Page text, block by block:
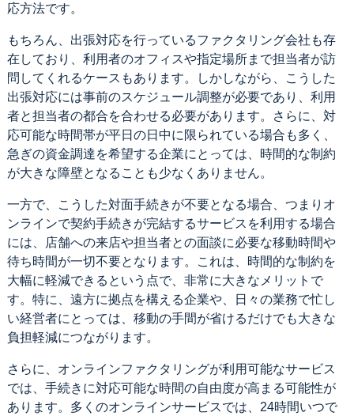
応方法です。
もちろん、出張対応を行っているファクタリング会社も存
在しており、利用者のオフィスや指定場所まで担当者が訪
問してくれるケースもあります。しかしながら、こうした
出張対応には事前のスケジュール調整が必要であり、利用
者と担当者の都合を合わせる必要があります。さらに、対
応可能な時間帯が平日の日中に限られている場合も多く、
急ぎの資金調達を希望する企業にとっては、時間的な制約
が大きな障壁となることも少なくありません。
一方で、こうした対面手続きが不要となる場合、つまりオ
ンラインで契約手続きが完結するサービスを利用する場合
には、店舗への来店や担当者との面談に必要な移動時間や
待ち時間が一切不要となります。これは、時間的な制約を
大幅に軽減できるという点で、非常に大きなメリットで
す。特に、遠方に拠点を構える企業や、日々の業務で忙し
い経営者にとっては、移動の手間が省けるだけでも大きな
負担軽減につながります。
さらに、オンラインファクタリングが利用可能なサービス
では、手続きに対応可能な時間の自由度が高まる可能性が
あります。多くのオンラインサービスでは、24時間いつで